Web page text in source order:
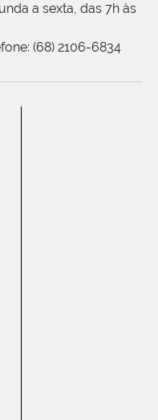
a sexta, das 7h às
(68) 2106-6834